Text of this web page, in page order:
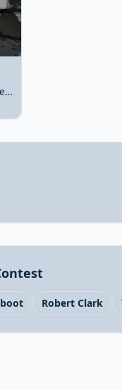
Contest 31ht 1983 – Goed onderhouden en compleet uitgerust
Robert Clark